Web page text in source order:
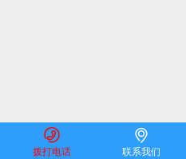

拨打电话

联系我们